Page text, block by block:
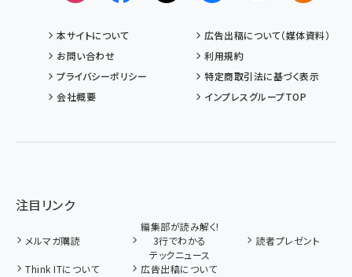
本サイトについて
広告出稿について（媒体資料）
お問い合わせ
利用規約
プライバシーポリシー
特定商取引法に基づく表示
会社概要
インプレスグループTOP
注目リンク
メルマガ購読
編集部が読み解く!
3行でわかる
テックニュース
読者プレゼント
Think ITについて 広告出稿について